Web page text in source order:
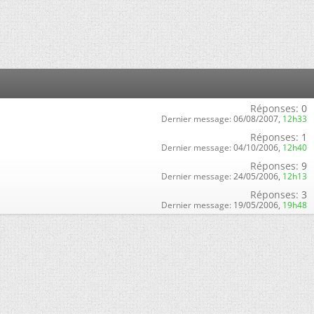
Réponses: 0
Dernier message: 06/08/2007, 12h33
Réponses: 1
Dernier message: 04/10/2006, 12h40
Réponses: 9
Dernier message: 24/05/2006, 12h13
Réponses: 3
Dernier message: 19/05/2006, 19h48